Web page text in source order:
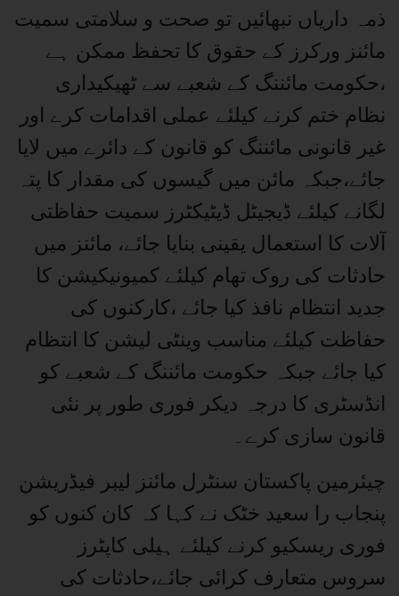
ذمہ داریاں نبھائیں تو صحت و سلامتی سمیت
مائنز ورکرز کے حقوق کا تحفظ ممکن ہے
،حکومت مائننگ کے شعبے سے ٹھیکیداری
نظام ختم کرنے کیلئے عملی اقدامات کرے اور
غیر قانونی مائننگ کو قانون کے دائرے میں لایا
جائے،جبکہ مائن میں گیسوں کی مقدار کا پتہ
لگانے کیلئے ڈیجیٹل ڈیٹیکٹرز سمیت حفاظتی
آلات کا استعمال یقینی بنایا جائے، مائنز میں
حادثات کی روک تھام کیلئے کمیونیکیشن کا
جدید انتظام نافذ کیا جائے ،کارکنوں کی
حفاظت کیلئے مناسب وینٹی لیشن کا انتظام
کیا جائے جبکہ حکومت مائننگ کے شعبے کو
انڈسٹری کا درجہ دیکر فوری طور پر نئی
قانون سازی کرے۔
چیئرمین پاکستان سنٹرل مائنز لیبر فیڈریشن
پنجاب را سعید خٹک نے کہا کہ کان کنوں کو
فوری ریسکیو کرنے کیلئے ہیلی کاپٹرز
سروس متعارف کرائی جائے،حادثات کی